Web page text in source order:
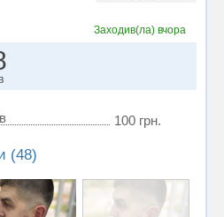
Заходив(ла) вчора
100 грн.
(48)